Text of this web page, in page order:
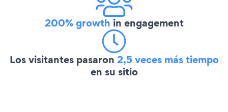
200% growth in engagement
Los visitantes pasaron 2,5 veces más tiempo
en su sitio